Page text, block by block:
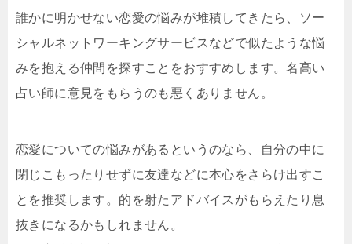
誰かに明かせない恋愛の悩みが堆積してきたら、ソー
シャルネットワーキングサービスなどで似たような悩
みを抱える仲間を探すことをおすすめします。名高い
占い師に意見をもらうのも悪くありません。
恋愛についての悩みがあるというのなら、自分の中に
閉じこもったりせずに友達などに本心をさらけ出すこ
とを推奨します。的を射たアドバイスがもらえたり息
抜きになるかもしれません。